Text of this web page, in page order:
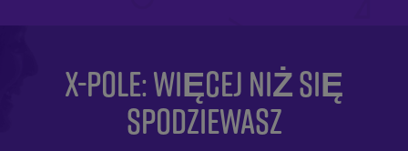
X-POLE: WIĘCEJ NIŻ SIĘ
SPODZIEWASZ